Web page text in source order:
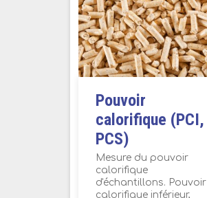
Pouvoir
calorifique (PCI,
PCS)
Mesure du pouvoir
calorifique
d'échantillons. Pouvoir
calorifique inférieur,